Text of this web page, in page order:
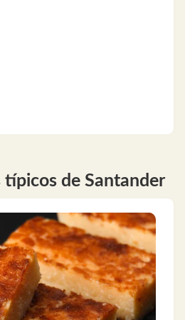
típicos de Santander